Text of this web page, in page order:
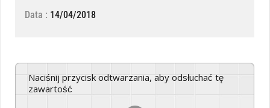
Data : 14/04/2018
Naciśnij przycisk odtwarzania, aby odsłuchać tę
zawartość